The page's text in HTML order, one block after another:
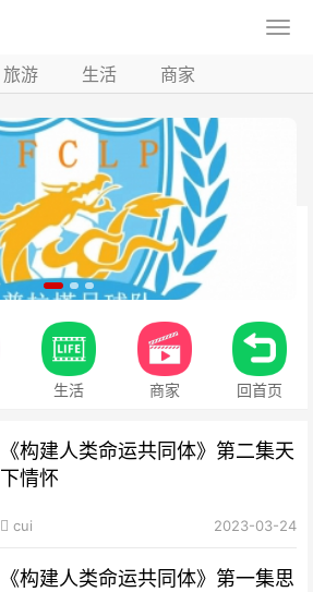
旅游 生活 商家
生活 商家 回首页
《构建人类命运共同体》第二集天
下情怀
cui 2023-03-24
《构建人类命运共同体》第一集思